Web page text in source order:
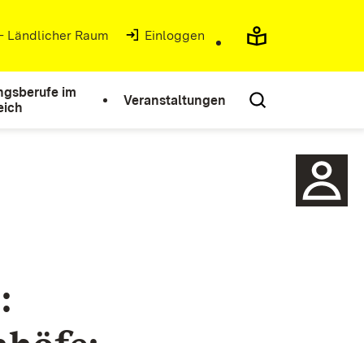
Ländlicher Raum (Öffnet in neuem Fenster)
Einloggen
im
Veranstaltungen